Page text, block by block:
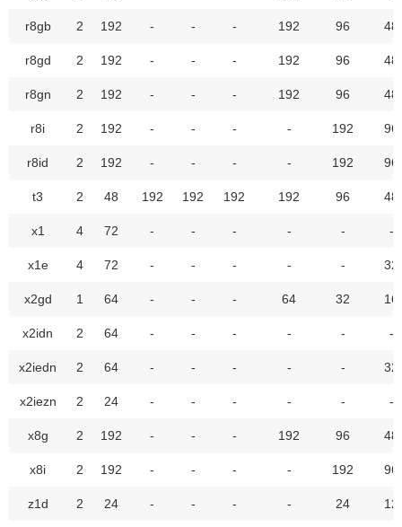
r8gb 2 192 - - - 192 96 48
r8gd 2 192 - - - 192 96 48
r8gn 2 192 - - - 192 96 48
r8i 2 192 - - - - 192 96
r8id 2 192 - - - - 192 96
t3 2 48 192 192 192 192 96 48
x1 4 72 - - - - - -
x1e 4 72 - - - - - 32
x2gd 1 64 - - - 64 32 16
x2idn 2 64 - - - - - -
x2iedn 2 64 - - - - - 32
x2iezn 2 24 - - - - - -
x8g 2 192 - - - 192 96 48
x8i 2 192 - - - - 192 96
z1d 2 24 - - - - 24 12